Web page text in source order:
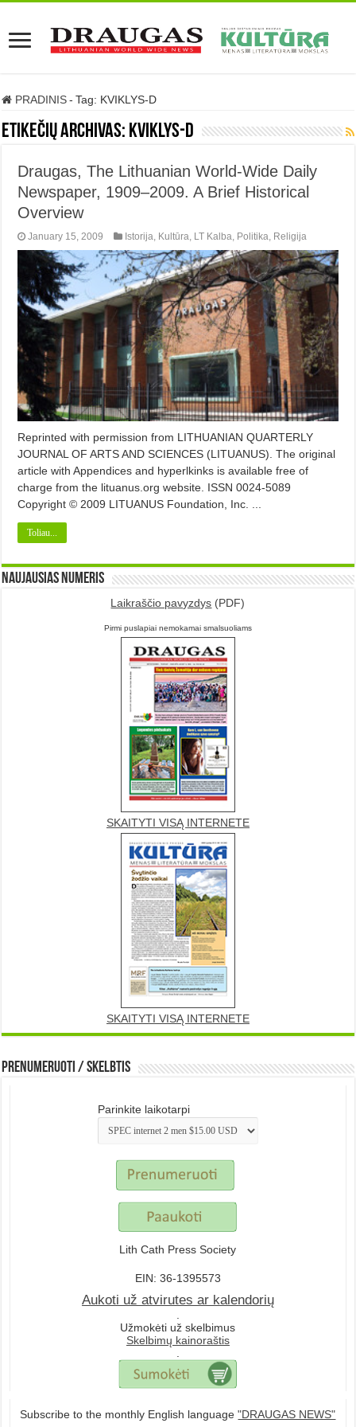
PRADINIS - Tag: KVIKLYS-D
Etikečių archivas: KVIKLYS-D
Draugas, The Lithuanian World-Wide Daily
Newspaper, 1909–2009. A Brief Historical
Overview
January 15, 2009 Istorija, Kultūra, LT Kalba, Politika, Religija
Reprinted with permission from LITHUANIAN QUARTERLY
JOURNAL OF ARTS AND SCIENCES (LITUANUS). The original
article with Appendices and hyperlkinks is available free of
charge from the lituanus.org website. ISSN 0024-5089
Copyright © 2009 LITUANUS Foundation, Inc. ...
Toliau...
Naujausias numeris
Laikraščio pavyzdys (PDF)
Pirmi puslapiai nemokamai smalsuoliams
SKAITYTI VISĄ INTERNETE
SKAITYTI VISĄ INTERNETE
Prenumeruoti / Skelbtis
Parinkite laikotarpi
Lith Cath Press Society
EIN: 36-1395573
Aukoti už atvirutes ar kalendorių
.
Užmokėti už skelbimus
Skelbimų kainoraštis
.
Subscribe to the monthly English language"DRAUGAS NEWS"